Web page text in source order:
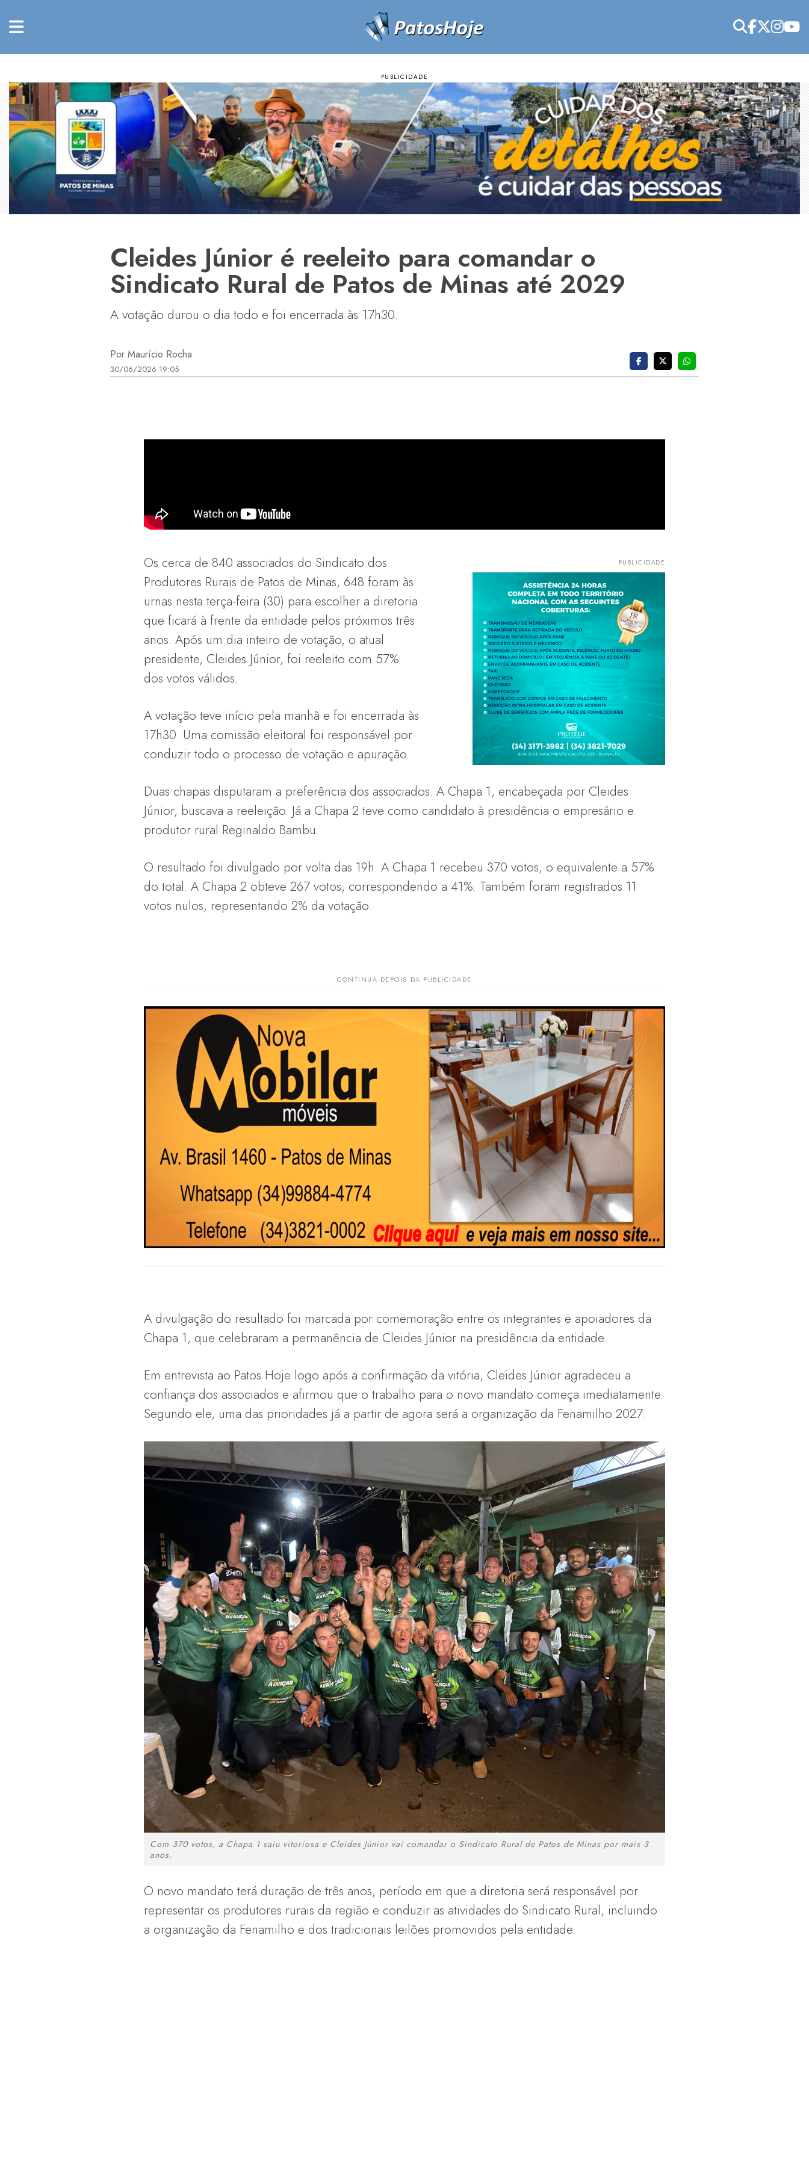
Cleides Júnior é reeleito para comandar o
Sindicato Rural de Patos de Minas até 2029
A votação durou o dia todo e foi encerrada às 17h30.
Por Maurício Rocha
30/06/2026 19:05
Os cerca de 840 associados do Sindicato dos
Produtores Rurais de Patos de Minas, 648 foram às
urnas nesta terça-feira (30) para escolher a diretoria
que ficará à frente da entidade pelos próximos três
anos. Após um dia inteiro de votação, o atual
presidente, Cleides Júnior, foi reeleito com 57%
dos votos válidos.
A votação teve início pela manhã e foi encerrada às
17h30. Uma comissão eleitoral foi responsável por
conduzir todo o processo de votação e apuração.
Duas chapas disputaram a preferência dos associados. A Chapa 1, encabeçada por Cleides
Júnior, buscava a reeleição. Já a Chapa 2 teve como candidato à presidência o empresário e
produtor rural Reginaldo Bambu.
O resultado foi divulgado por volta das 19h. A Chapa 1 recebeu 370 votos, o equivalente a 57%
do total. A Chapa 2 obteve 267 votos, correspondendo a 41%. Também foram registrados 11
votos nulos, representando 2% da votação.
A divulgação do resultado foi marcada por comemoração entre os integrantes e apoiadores da
Chapa 1, que celebraram a permanência de Cleides Júnior na presidência da entidade.
Em entrevista ao Patos Hoje logo após a confirmação da vitória, Cleides Júnior agradeceu a
confiança dos associados e afirmou que o trabalho para o novo mandato começa imediatamente.
Segundo ele, uma das prioridades já a partir de agora será a organização da Fenamilho 2027.
Com 370 votos, a Chapa 1 saiu vitoriosa e Cleides Júnior vai comandar o Sindicato Rural de Patos de Minas por mais 3
anos.
O novo mandato terá duração de três anos, período em que a diretoria será responsável por
representar os produtores rurais da região e conduzir as atividades do Sindicato Rural, incluindo
a organização da Fenamilho e dos tradicionais leilões promovidos pela entidade.